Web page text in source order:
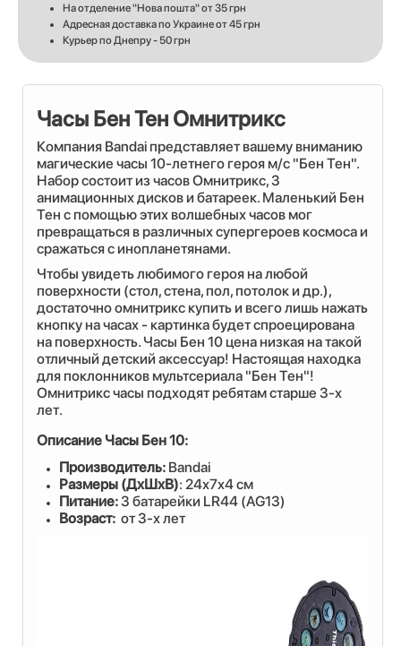
На отделение "Нова пошта" от 35 грн
Адресная доставка по Украине от 45 грн
Курьер по Днепру - 50 грн
Часы Бен Тен Омнитрикс
Компания Bandai представляет вашему вниманию
магические часы 10-летнего героя м/с "Бен Тен".
Набор состоит из часов Омнитрикс, 3
анимационных дисков и батареек. Маленький Бен
Тен с помощью этих волшебных часов мог
превращаться в различных супергероев космоса и
сражаться с инопланетянами.
Чтобы увидеть любимого героя на любой
поверхности (стол, стена, пол, потолок и др.),
достаточно омнитрикс купить и всего лишь нажать
кнопку на часах - картинка будет спроецирована
на поверхность. Часы Бен 10 цена низкая на такой
отличный детский аксессуар! Настоящая находка
для поклонников мультсериала "Бен Тен"!
Омнитрикс часы подходят ребятам старше 3-х
лет.
Описание Часы Бен 10:
Производитель: Bandai
Размеры (ДхШхВ): 24х7х4 см
Питание:3 батарейки LR44 (AG13)
Возраст: от 3-х лет